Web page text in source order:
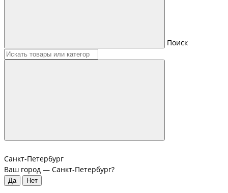
Поиск
Санкт-Петербург
Ваш город — Санкт-Петербург?